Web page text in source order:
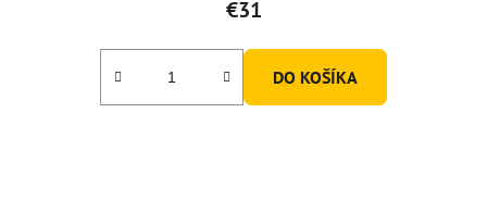
€31
DO KOŠÍKA